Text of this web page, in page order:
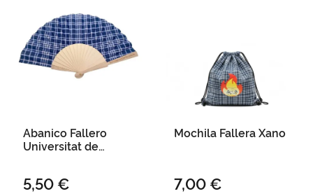
Abanico Fallero
Universitat de
5,50 €
Mochila Fallera Xano
7,00 €